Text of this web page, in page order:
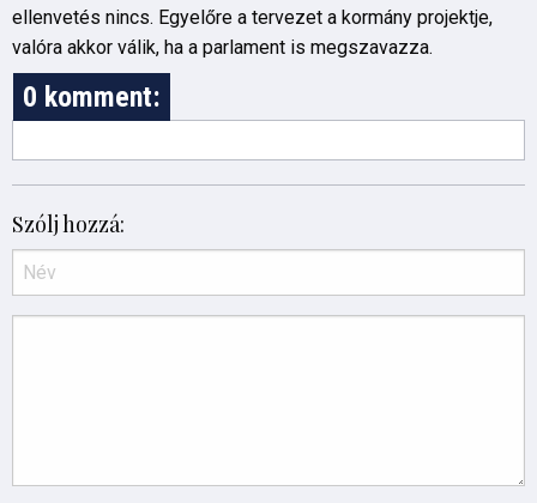
ellenvetés nincs. Egyelőre a tervezet a kormány projektje,
valóra akkor válik, ha a parlament is megszavazza.
0 komment:
Szólj hozzá: